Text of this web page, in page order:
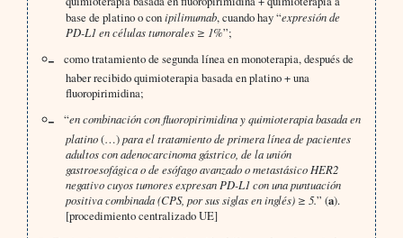
base de platino o conipilimumab, cuando hay “expresión de
PD-L1 en células tumorales ≥ 1%”;
como tratamiento de segunda línea en monoterapia, después de
haber recibido quimioterapia basada en platino + una
fluoropirimidina;
“en combinación con fluoropirimidina y quimioterapia basada en
platino(…)para el tratamiento de primera línea de pacientes
adultos con adenocarcinoma gástrico, de la unión
gastroesofágica o de esófago avanzado o metastásico HER2
negativo cuyos tumores expresan PD-L1 con una puntuación
positiva combinada (CPS, por sus siglas en inglés) ≥ 5.” (a).
[procedimiento centralizado UE]